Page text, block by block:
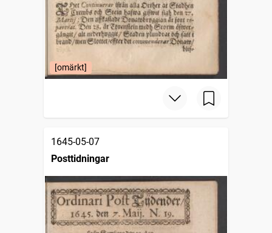
[omärkt]
1645-05-07
Posttidningar